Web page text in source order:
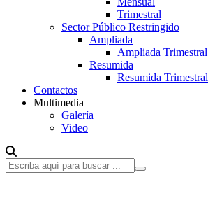
Trimestral
Sector Público Restringido
Ampliada
Ampliada Trimestral
Resumida
Resumida Trimestral
Contactos
Multimedia
Galería
Video